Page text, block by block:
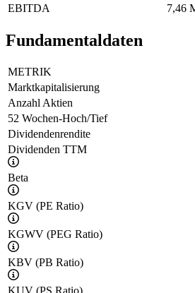
EBITDA
7,46
Fundamentaldaten
METRIK
Marktkapitalisierung
Anzahl Aktien
52 Wochen-Hoch/Tief
Dividendenrendite
Dividenden TTM
Beta
KGV (PE Ratio)
KGWV (PEG Ratio)
KBV (PB Ratio)
KUV (PS Ratio)